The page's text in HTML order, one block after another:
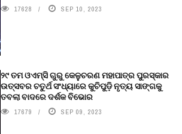
17628 SEP 10, 2023
୨୯ ତମ ଓଏମ୍‌ସି ଗୁରୁ କେଳୁଚରଣ ମହାପାତ୍ର ପୁରସ୍କାର
ଉତ୍ସବର ଚତୁର୍ଥ ସଂଧ୍ୟାରେ କୁଚିପୁଡ଼ି ନୃତ୍ୟ ସାଙ୍ଗକୁ
ତବଲା ବାଦରେ ଦର୍ଶକ ବିଭୋର
17679 SEP 09, 2023